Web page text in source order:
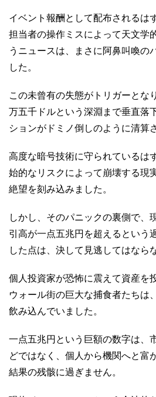
イベント報酬として配布されるは
担当者の操作ミスによって天文学
うニュースは、まさに阿鼻叫喚の
した。
この未曾有の失態がトリガーとな
万五千ドルという深淵まで垂直落
ションがドミノ倒しのように清算
高度な暗号技術に守られているは
始的なリスクによって崩壊する現
絶望を刻み込みました。
しかし、そのパニックの裏側で、
引高が一点五兆円を超えるという
した点は、決して見逃してはなら
個人投資家が恐怖に震えて資産を
ウォール街の巨大な捕食者たちは
飲み込んでいました。
一点五兆円という巨額の数字は、
どではなく、個人から機関へと富
結果の残骸に過ぎません。